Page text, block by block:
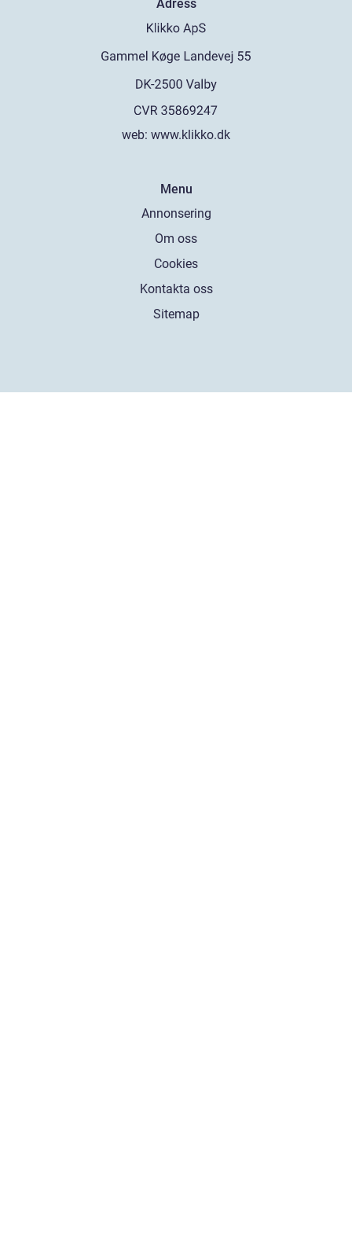
Adress
web: www.klikko.dk
Menu
Annonsering
Om oss
Cookies
Kontakta oss
Sitemap